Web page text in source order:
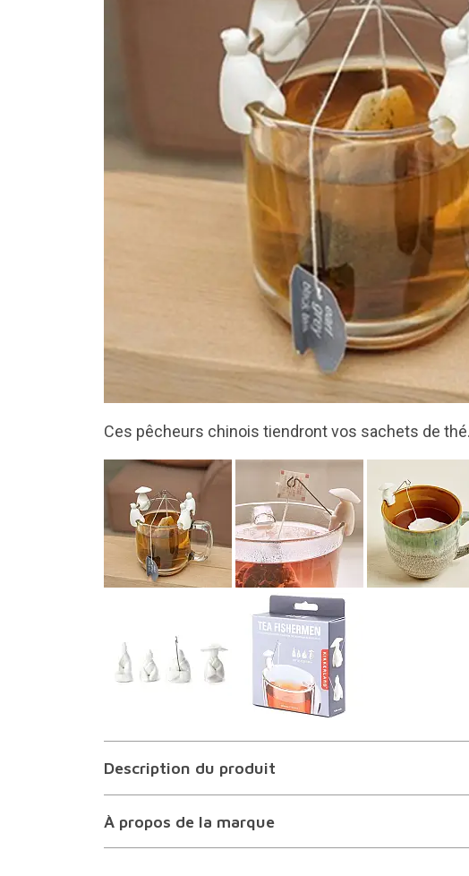
Ils sont fabriqués en silicone et en acier inoxydable
Description du produit
À propos de la marque